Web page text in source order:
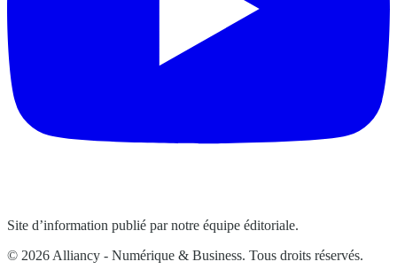
Site d’information publié par notre équipe éditoriale.
© 2026 Alliancy - Numérique & Business. Tous droits réservés.